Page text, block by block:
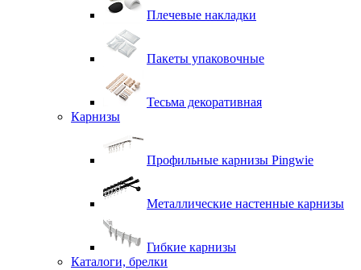
Плечевые накладки
Пакеты упаковочные
Тесьма декоративная
Карнизы
Профильные карнизы Pingwie
Металлические настенные карнизы
Гибкие карнизы
Каталоги, брелки